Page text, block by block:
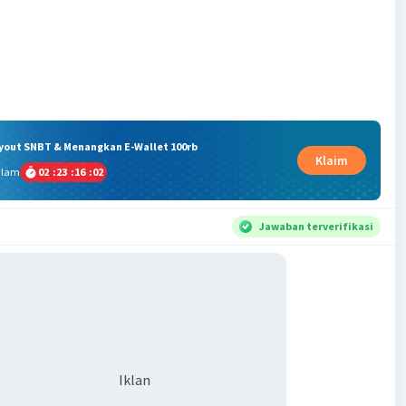
SNBT & Menangkan E-Wallet 100rb
02 :23 :16 :02
Klaim
Jawaban terverifikasi
Iklan